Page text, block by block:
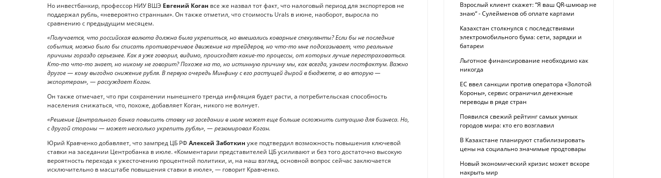
Но инвестбанкир, профессор НИУ ВШЭ Евгений Коган все же назвал тот факт, что налоговый период для экспортеров не
поддержал рубль, «невероятно странным». Он также отметил, что стоимость Urals в июне, наоборот, выросла по
сравнению с предыдущим месяцем.
«Получается, что российская валюта должна была укрепиться, но вмешались коварные спекулянты? Если бы не последние
события, можно было бы списать противоречивое движение на трейдеров, но что-то мне подсказывает, что реальные
причины гораздо серьезнее. Как я уже говорил, видимо, происходят какие-то процессы, от которых лучше перестраховаться.
Кто-то что-то знает, но никому не говорит? Похоже на то, но истинную причину мы, как всегда, узнаем постфактум. Важно
другое — кому выгодно снижение рубля. В первую очередь Минфину с его растущей дырой в бюджете, а во вторую —
экспортерам», — рассуждает Коган.
Он также отмечает, что при сохранении нынешнего тренда инфляция будет расти, а потребительская способность
населения снижаться, что, похоже, добавляет Коган, никого не волнует.
«Решение Центрального банка повысить ставку на заседании в июле может еще больше осложнить ситуацию для бизнеса. Но,
с другой стороны — может несколько укрепить рубль», — резюмировал Коган.
Юрий Кравченко добавляет, что зампред ЦБ РФ Алексей Заботкин уже подтвердил возможность повышения ключевой
ставки на заседании Центробанка в июле. «Комментарии представителей ЦБ усиливают и без того достаточно высокую
вероятность перехода к ужесточению процентной политики, и, на наш взгляд, основной вопрос сейчас заключается
исключительно в масштабе повышения ставки в июле», — говорит Кравченко.
Взрослый клиент скажет: “Я ваш QR-шмюар не
знаю“ - Сулейменов об оплате картами
Казахстан столкнулся с последствиями
электромобильного бума: сети, зарядки и
батареи
Льготное финансирование необходимо как
никогда
ЕС ввел санкции против оператора «Золотой
Короны», сервис ограничил денежные
переводы в ряде стран
Появился свежий рейтинг самых умных
городов мира: кто его возглавил
В Казахстане планируют стабилизировать
цены на социально значимые продтовары
Новый экономический кризис может вскоре
накрыть мир